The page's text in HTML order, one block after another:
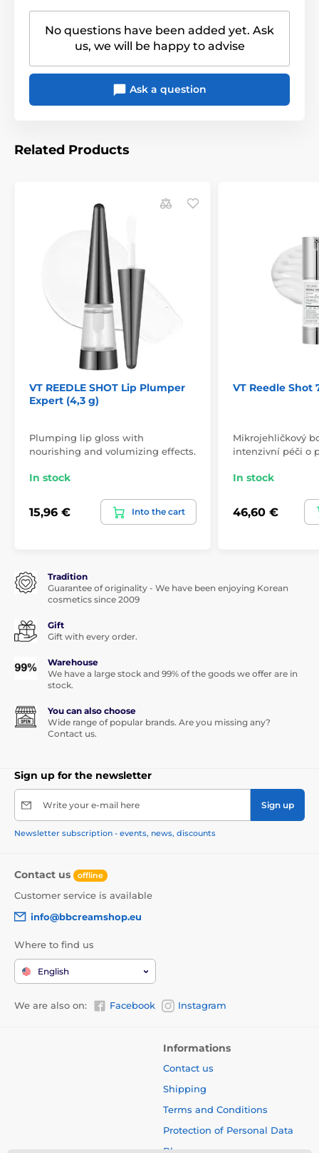
No questions have been added yet. Ask
us, we will be happy to advise
Ask a question
Related Products
VT REEDLE SHOT Lip Plumper
Expert (4,3 g)
Plumping lip gloss with
nourishing and volumizing effects.
In stock
15,96 € Into the cart
VT Reedle Shot
Mikrojehličkový
intenzivní péči o
In stock
46,60 €
Tradition
Guarantee of originality - We have been enjoying Korean
cosmetics since 2009
Gift
Gift with every order.
Warehouse
We have a large stock and 99% of the goods we offer are in
stock.
You can also choose
Wide range of popular brands. Are you missing any?
Contact us.
Sign up for the newsletter
Write your e-mail here Sign up
Newsletter subscription - events, news, discounts
Contact us offline
Customer service is available
info@bbcreamshop.eu
Where to find us
English
We are also on: Facebook Instagram
Informations
Contact us
Shipping
Terms and Conditions
Protection of Personal Data